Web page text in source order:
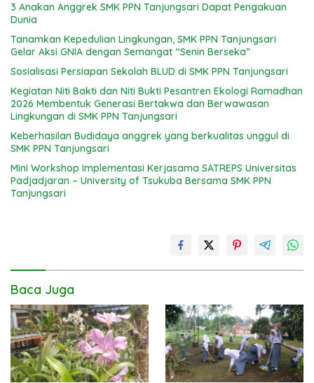
3 Anakan Anggrek SMK PPN Tanjungsari Dapat Pengakuan
Dunia
Tanamkan Kepedulian Lingkungan, SMK PPN Tanjungsari
Gelar Aksi GNIA dengan Semangat “Senin Berseka”
Sosialisasi Persiapan Sekolah BLUD di SMK PPN Tanjungsari
Kegiatan Niti Bakti dan Niti Bukti Pesantren Ekologi Ramadhan
2026 Membentuk Generasi Bertakwa dan Berwawasan
Lingkungan di SMK PPN Tanjungsari
Keberhasilan Budidaya anggrek yang berkualitas unggul di
SMK PPN Tanjungsari
Mini Workshop Implementasi Kerjasama SATREPS Universitas
Padjadjaran – University of Tsukuba Bersama SMK PPN
Tanjungsari
Baca Juga